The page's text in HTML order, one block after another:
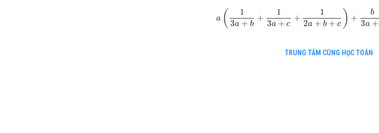
a (
1
3a + b
+
1
3a + c
+
1
2a + b + c ) +
b
3a +
TRUNG TÂM CÙNG HỌC TOÁN